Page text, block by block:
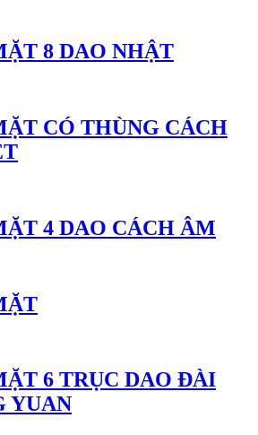
8 DAO NHẬT
CÓ THÙNG CÁCH
4 DAO CÁCH ÂM
6 TRỤC DAO ĐÀI
YUAN